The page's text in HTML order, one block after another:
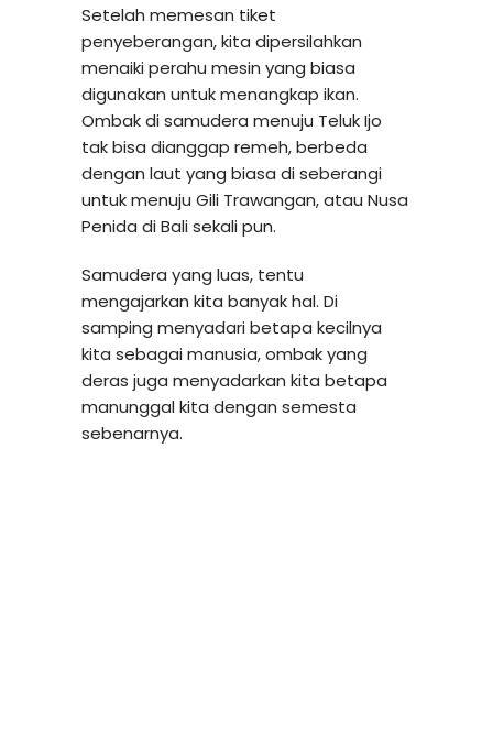
Setelah memesan tiket
penyeberangan, kita dipersilahkan
menaiki perahu mesin yang biasa
digunakan untuk menangkap ikan.
Ombak di samudera menuju Teluk Ijo
tak bisa dianggap remeh, berbeda
dengan laut yang biasa di seberangi
untuk menuju Gili Trawangan, atau Nusa
Penida di Bali sekali pun.
Samudera yang luas, tentu
mengajarkan kita banyak hal. Di
samping menyadari betapa kecilnya
kita sebagai manusia, ombak yang
deras juga menyadarkan kita betapa
manunggal kita dengan semesta
sebenarnya.